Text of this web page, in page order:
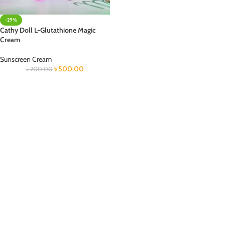
-29%
Cathy Doll L-Glutathione Magic
Cream
Sunscreen Cream
৳700.00 ৳500.00